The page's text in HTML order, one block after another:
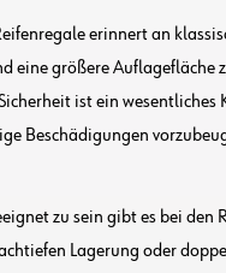
erinnert an
eine größere
ist ein
Beschädigungen
zu sein gibt es bei
Lagerung oder